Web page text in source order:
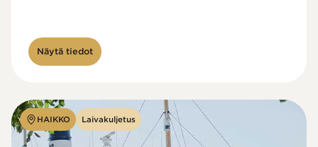
Näytä tiedot
HAIKKO Laivakuljetus